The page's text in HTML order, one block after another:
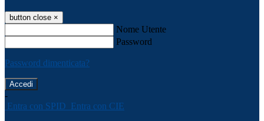
button close ×
Nome Utente
Password
Password dimenticata?
-
Entra con SPID Entra con CIE